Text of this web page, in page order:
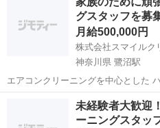
グスタッフを募
月給500,000円
株式会社スマイルク
神奈川県 鷺沼駅
エアコンクリーニングを中心とした
務委託になります。 エアコンの各パーツを外して洗い、 アルミフィン
とシロッコファンと呼ばれる さらに
で洗浄しま...
鷺沼駅 その他
エアコンクリーニングスタッフ
未経験者大歓迎
ーニングスタッ